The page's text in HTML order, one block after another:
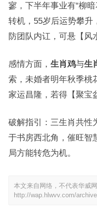
寥，下半年事业有“柳
转机，55岁后运势攀升
防团队内讧，可悬【风
感情方面， 生肖鸡与生
索，未婚者明年秋季桃
家运昌隆，若得【聚宝
破解指引：三生肖共性
于书房西北角，催旺智
局方能转危为机。
本文来自网络，不代表华威
http://wap.hlwvv.com/